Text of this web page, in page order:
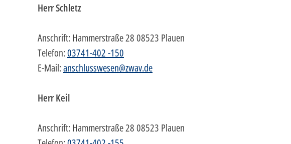
Herr Schletz
Anschrift:Hammerstraße 28 08523 Plauen
Telefon:03741-402 -150
E-Mail:anschlusswesen@zwav.de
Herr Keil
Anschrift:Hammerstraße 28 08523 Plauen